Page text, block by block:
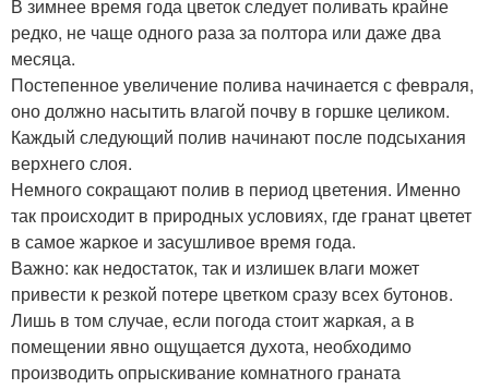
В зимнее время года цветок следует поливать крайне
редко, не чаще одного раза за полтора или даже два
месяца.
Постепенное увеличение полива начинается с февраля,
оно должно насытить влагой почву в горшке целиком.
Каждый следующий полив начинают после подсыхания
верхнего слоя.
Немного сокращают полив в период цветения. Именно
так происходит в природных условиях, где гранат цветет
в самое жаркое и засушливое время года.
Важно: как недостаток, так и излишек влаги может
привести к резкой потере цветком сразу всех бутонов.
Лишь в том случае, если погода стоит жаркая, а в
помещении явно ощущается духота, необходимо
производить опрыскивание комнатного граната